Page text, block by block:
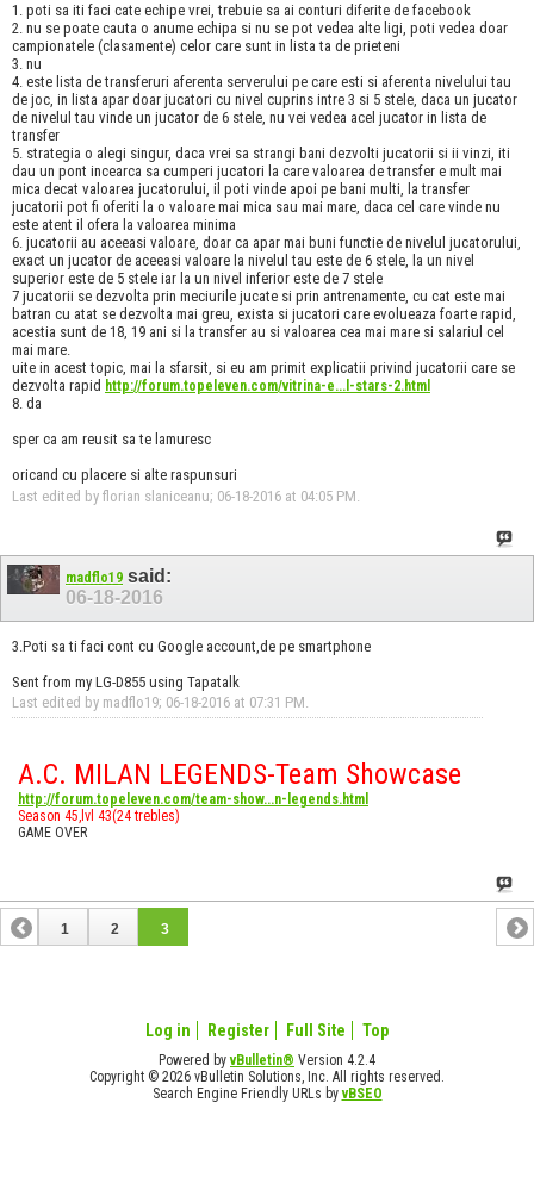
1. poti sa iti faci cate echipe vrei, trebuie sa ai conturi diferite de facebook
2. nu se poate cauta o anume echipa si nu se pot vedea alte ligi, poti vedea doar
campionatele (clasamente) celor care sunt in lista ta de prieteni
3. nu
4. este lista de transferuri aferenta serverului pe care esti si aferenta nivelului tau
de joc, in lista apar doar jucatori cu nivel cuprins intre 3 si 5 stele, daca un jucator
de nivelul tau vinde un jucator de 6 stele, nu vei vedea acel jucator in lista de
transfer
5. strategia o alegi singur, daca vrei sa strangi bani dezvolti jucatorii si ii vinzi, iti
dau un pont incearca sa cumperi jucatori la care valoarea de transfer e mult mai
mica decat valoarea jucatorului, il poti vinde apoi pe bani multi, la transfer
jucatorii pot fi oferiti la o valoare mai mica sau mai mare, daca cel care vinde nu
este atent il ofera la valoarea minima
6. jucatorii au aceeasi valoare, doar ca apar mai buni functie de nivelul jucatorului,
exact un jucator de aceeasi valoare la nivelul tau este de 6 stele, la un nivel
superior este de 5 stele iar la un nivel inferior este de 7 stele
7 jucatorii se dezvolta prin meciurile jucate si prin antrenamente, cu cat este mai
batran cu atat se dezvolta mai greu, exista si jucatori care evolueaza foarte rapid,
acestia sunt de 18, 19 ani si la transfer au si valoarea cea mai mare si salariul cel
mai mare.
uite in acest topic, mai la sfarsit, si eu am primit explicatii privind jucatorii care se
dezvolta rapid http://forum.topeleven.com/vitrina-e...l-stars-2.html
8. da
sper ca am reusit sa te lamuresc
oricand cu placere si alte raspunsuri
Last edited by florian slaniceanu; 06-18-2016 at 04:05 PM
madflo19 said:
06-18-2016
3.Poti sa ti faci cont cu Google account,de pe smartphone
Sent from my LG-D855 using Tapatalk
Last edited by madflo19; 06-18-2016 at 07:31 PM.
A.C. MILAN LEGENDS-Team Showcase
http://forum.topeleven.com/team-show...n-legends.html
Season 45,lvl 43(24 trebles)
GAME OVER
1 2 3
Log in Register Full Site Top
Powered byvBulletin® Version 4.2.4
Copyright © 2026 vBulletin Solutions, Inc. All rights reserved.
Search Engine Friendly URLs byvBSEO